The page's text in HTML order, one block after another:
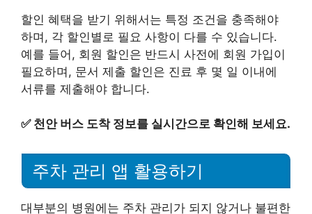
할인 혜택을 받기 위해서는 특정 조건을 충족해야
하며, 각 할인별로 필요 사항이 다를 수 있습니다.
예를 들어, 회원 할인은 반드시 사전에 회원 가입이
필요하며, 문서 제출 할인은 진료 후 몇 일 이내에
서류를 제출해야 합니다.
✅ 천안 버스 도착 정보를 실시간으로 확인해 보세요.
주차 관리 앱 활용하기
대부분의 병원에는 주차 관리가 되지 않거나 불편한